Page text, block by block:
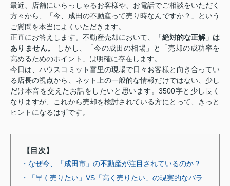
最近、店舗にいらっしゃるお客様や、お電話でご相談をいただく
方々から、「今、成田の不動産って売り時なんですか？」という
ご質問を本当によくいただきます。
正直にお答えします。不動産売却において、
「絶対的な正解」は
ありません。
しかし、「今の成田の相場」と「売却の成功率を
高めるためのポイント」は明確に存在します。
今日は、ハウスコミット富里の現場で日々お客様と向き合ってい
る店長の視点から、ネット上の一般的な情報だけではない、少し
だけ本音を交えたお話をしたいと思います。3500字と少し長く
なりますが、これから売却を検討されている方にとって、きっと
ヒントになるはずです。
【目次】
・なぜ今、「成田市」の不動産が注目されているのか？
・「早く売りたい」VS「高く売りたい」の現実的なバラ